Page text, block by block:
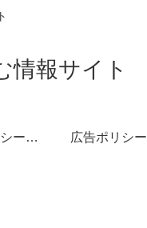
情報サイト
プライバシーポリシー・免責事項 広告ポリシー